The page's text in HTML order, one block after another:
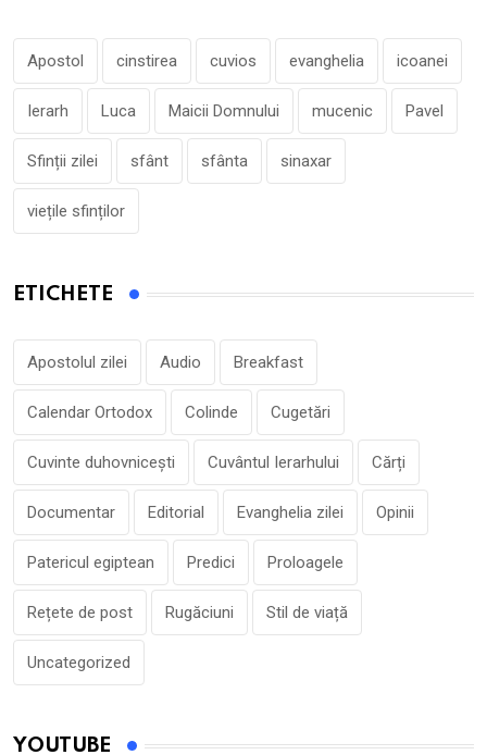
Apostol cinstirea cuvios evanghelia icoanei
Ierarh Luca Maicii Domnului mucenic Pavel
Sfinții zilei sfânt sfânta sinaxar
viețile sfinților
ETICHETE
Apostolul zilei Audio Breakfast
Calendar Ortodox Colinde Cugetări
Cuvinte duhovnicești Cuvântul Ierarhului Cărți
Documentar Editorial Evanghelia zilei Opinii
Patericul egiptean Predici Proloagele
Rețete de post Rugăciuni Stil de viață
Uncategorized
YOUTUBE